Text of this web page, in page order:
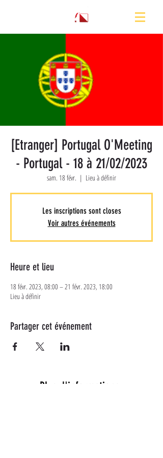
[Etranger] Portugal O'Meeting
- Portugal - 18 à 21/02/2023
sam. 18 févr.
  |
Lieu à définir
Les inscriptions sont closes
Voir autres événements
Heure et lieu
18 févr. 2023, 08:00 – 21 févr. 2023, 18:00
Lieu à définir
Partager cet événement
Plus d'informations